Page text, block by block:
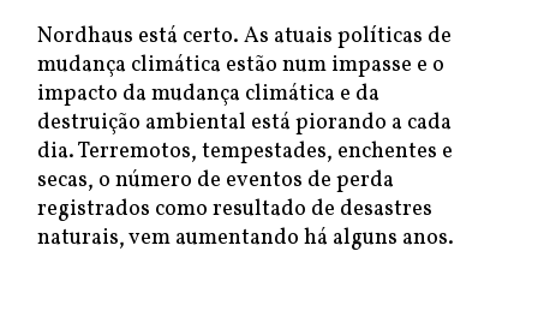
Nordhaus está certo. As atuais políticas de
mudança climática estão num impasse e o
impacto da mudança climática e da
destruição ambiental está piorando a cada
dia. Terremotos, tempestades, enchentes e
secas, o número de eventos de perda
registrados como resultado de desastres
naturais, vem aumentando há alguns anos.